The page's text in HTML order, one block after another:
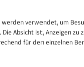
hochlegiertem
verwendet, um
Absicht ist, Anzeigen zu
für den einzelnen